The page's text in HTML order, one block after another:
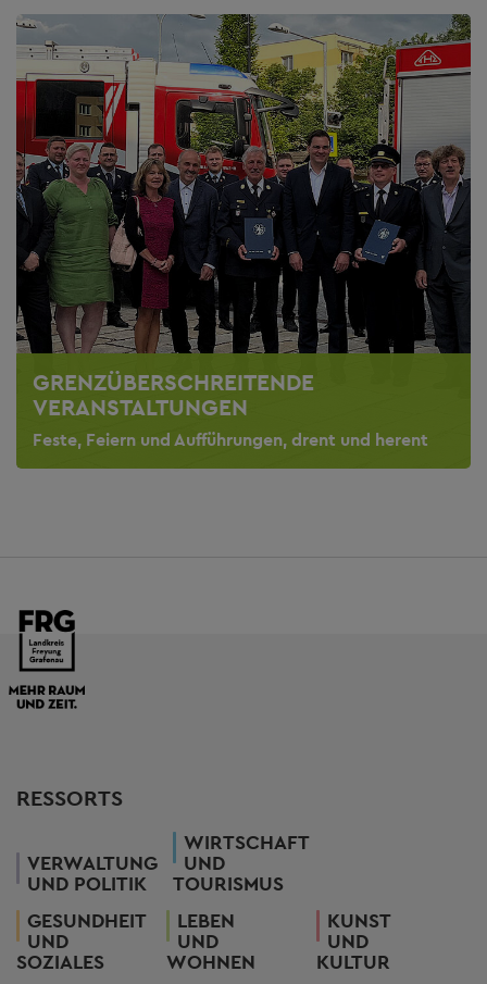
GRENZÜBERSCHREITENDE
VERANSTALTUNGEN
Feste, Feiern und Aufführungen, drent und herent
RESSORTS
VERWALTUNG
UND POLITIK
WIRTSCHAFT
UND
TOURISMUS
GESUNDHEIT
UND
SOZIALES
LEBEN
UND
WOHNEN
KUNST
UND
KULTUR